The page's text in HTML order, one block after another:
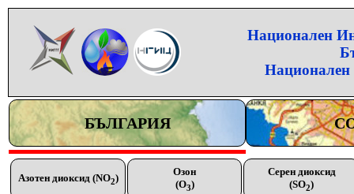
Национален
Национален
БЪЛГАРИЯ
Азотен диоксид (NO2)
Озон
(O3)
Серен диоксид
(SO2)